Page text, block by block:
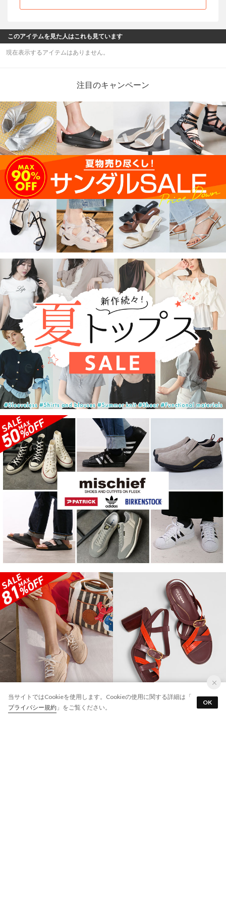
サイズ交換￥0・返品￥0
最短翌日お届け
アプリを使う
このアイテムを見た人はこれも見ています
現在表示するアイテムはありません。
注目のキャンペーン
当サイトではCookieを使用します。Cookieの使用に関する詳細は「
プライバシー規約 」をご覧ください。
OK